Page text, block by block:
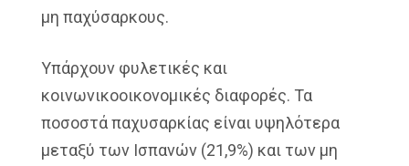
μη παχύσαρκους.
Υπάρχουν φυλετικές και
κοινωνικοοικονομικές διαφορές. Τα
ποσοστά παχυσαρκίας είναι υψηλότερα
μεταξύ των Ισπανών (21,9%) και των μη